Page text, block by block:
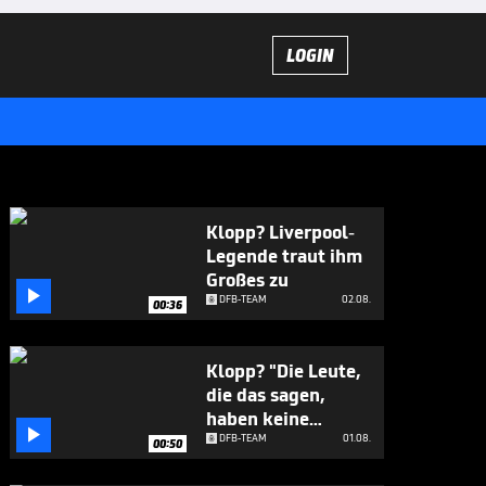
LOGIN
 00:36
Klopp? Liverpool-
Legende traut ihm
Großes zu
DFB-TEAM 02.08.
 00:50
Klopp? "Die Leute,
die das sagen,
haben keine
Ahnung"
DFB-TEAM 01.08.